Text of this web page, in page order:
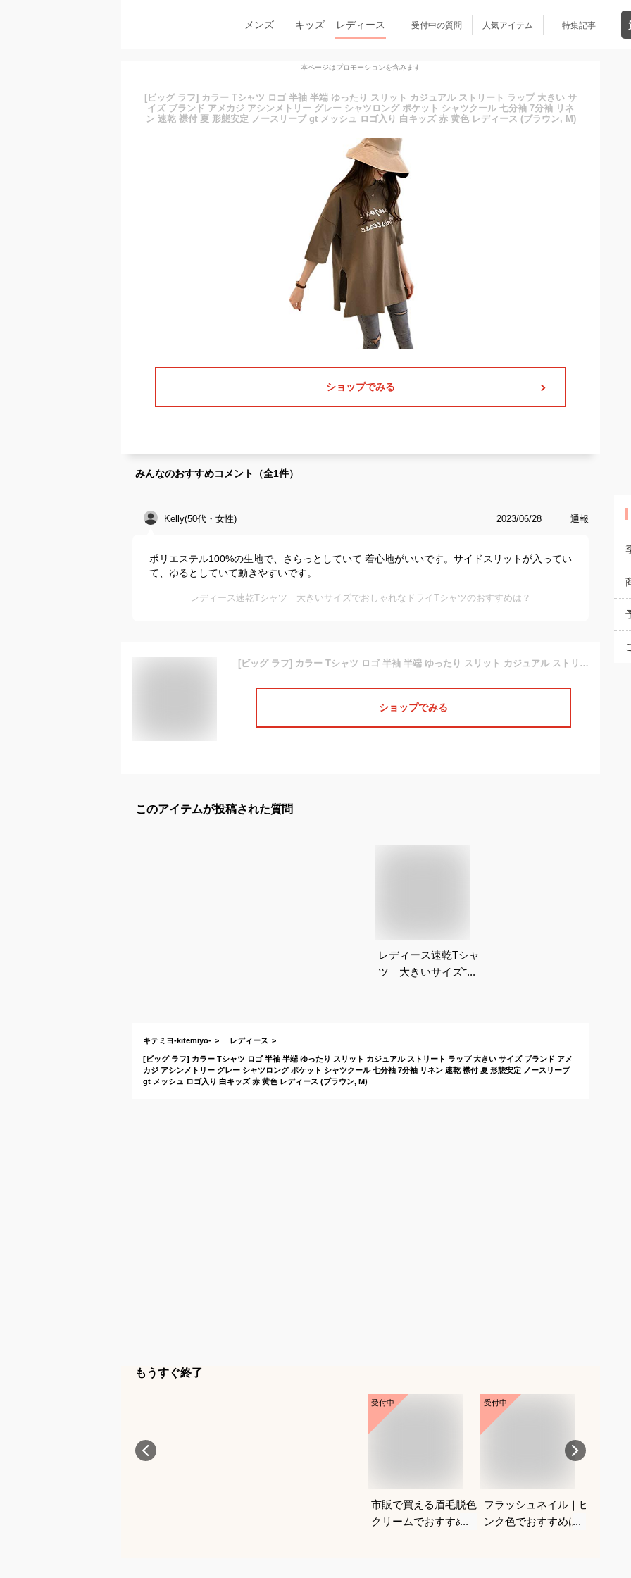
メンズ キッズ レディース 受付中の質問 人気アイテム 特集記事
本ページはプロモーションを含みます
[ビッグ ラフ] カラー Tシャツ ロゴ 半袖 半端 ゆったり スリット カジュアル ストリート ラップ 大きい サ
イズ ブランド アメカジ アシンメトリー グレー シャツロング ポケット シャツクール 七分袖 7分袖 リネ
ン 速乾 襟付 夏 形態安定 ノースリーブ gt メッシュ ロゴ入り 白キッズ 赤 黄色 レディース (ブラウン, M)
ショップでみる
みんなのおすすめコメント（全1件）
Kelly(50代・女性) 2023/06/28 通報
ポリエステル100%の生地で、さらっとしていて 着心地がいいです。サイドスリットが入ってい
て、ゆるとしていて動きやすいです。
レディース速乾Tシャツ｜大きいサイズでおしゃれなドライTシャツのおすすめは？
[ビッグ ラフ] カラー Tシャツ ロゴ 半袖 半端 ゆったり スリット カジュアル ストリート ラップ 大きい サイズ ブランド アメカジ アシンメトリー グレー シャツロング ポケット シャツクール 七分袖 7分袖 リネン 速乾 襟付 夏 形態安定 ノースリーブ gt メッシュ ロゴ入り 白キッズ 赤 黄色 レディース (ブラウン, M)
ショップでみる
このアイテムが投稿された質問
レディース速乾Tシャ
ツ｜大きいサイズでお
キテミヨ-kitemiyo- レディース
[ビッグ ラフ] カラー Tシャツ ロゴ 半袖 半端 ゆったり スリット カジュアル ストリート ラップ 大きい サイズ ブランド アメ
カジ アシンメトリー グレー シャツロング ポケット シャツクール 七分袖 7分袖 リネン 速乾 襟付 夏 形態安定 ノースリーブ
gt メッシュ ロゴ入り 白キッズ 赤 黄色 レディース (ブラウン, M)
もうすぐ終了
受付中
市販で買える眉毛脱色
クリームでおすすめ
受付中
フラッシュネイル｜ピ
ンク色でおすすめは？